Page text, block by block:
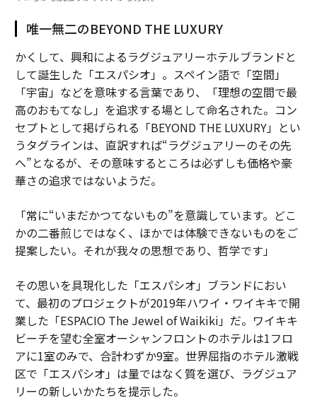
唯一無二のBEYOND THE LUXURY
かくして、興和によるラグジュアリーホテルブランドと
して誕生した「エスパシオ」。スペイン語で「空間」
「宇宙」などを意味する言葉であり、「理想の空間で最
高のおもてなし」を追求する場として命名された。コン
セプトとして掲げられる「BEYOND THE LUXURY」とい
うタグラインは、直訳すれば“ラグジュアリーのその先
へ”となるが、その意味するところは必ずしも価格や豪
華さの追求ではないようだ。
「常に“いまだかつてないもの”を意識しています。どこ
かの二番煎じではなく、ほかでは体験できないものをご
提案したい。それが我々の思想であり、哲学です」
その思いを具現化した「エスパシオ」ブランドにおい
て、最初のプロジェクトが2019年ハワイ・ワイキキで開
業した「ESPACIO The Jewel of Waikiki」だ。ワイキキ
ビーチを望む全室オーシャンフロントのホテルは1フロ
アに1室のみで、合計わずか9室。世界屈指のホテル激戦
区で「エスパシオ」は量ではなく質を選び、ラグジュア
リーの新しいかたちを提示した。